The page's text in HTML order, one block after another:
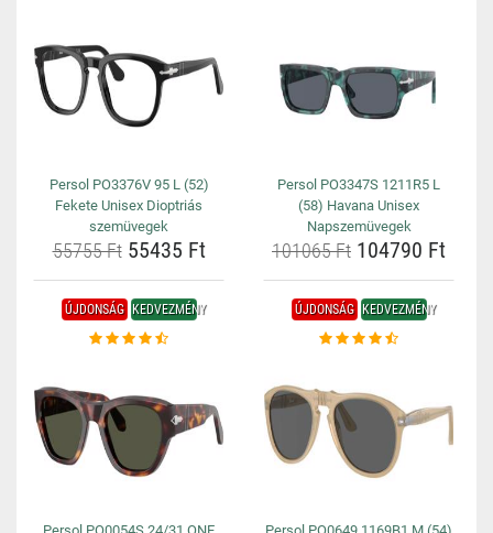
Persol PO3376V 95 L (52)
Fekete Unisex Dioptriás
szemüvegek
55755 Ft55435 Ft
Persol PO3347S 1211R5 L
(58) Havana Unisex
Napszemüvegek
101065 Ft 104790 Ft
ÚJDONSÁG KEDVEZMÉNY ÚJDONSÁG KEDVEZMÉNY